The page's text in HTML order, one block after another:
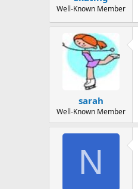
Well-Known Member
sarah
Well-Known Member
N